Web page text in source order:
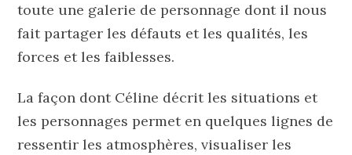
toute une galerie de personnage dont il nous
fait partager les défauts et les qualités, les
forces et les faiblesses.
La façon dont Céline décrit les situations et
les personnages permet en quelques lignes de
ressentir les atmosphères, visualiser les